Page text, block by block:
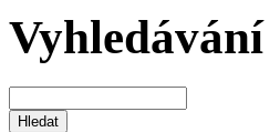
Vyhledávání